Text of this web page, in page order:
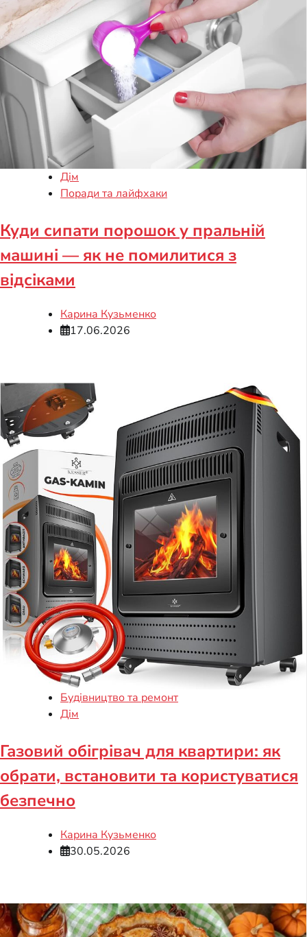
Дім
Поради та лайфхаки
Куди сипати порошок у пральній
машині — як не помилитися з
відсіками
Карина Кузьменко
17.06.2026
Будівництво та ремонт
Дім
Газовий обігрівач для квартири: як
обрати, встановити та користуватися
безпечно
Карина Кузьменко
30.05.2026